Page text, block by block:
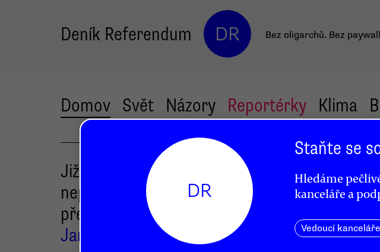
Deník Referendum DR Bez oligarchů. Bez
Domov Svět Názory Reportérky Klima
Jižní Evropě s uprchlíky
nepomůžeme. Vláda odmítá
přerozdělování žadatelů o azyl
Jan Kašpárek
DR
Staňte se
Hledáme
kanceláře a
Vedoucí kanceláře